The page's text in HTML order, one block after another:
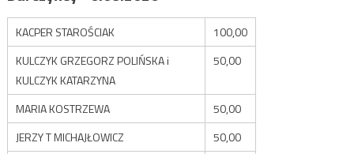
KACPER STAROŚCIAK
100,00
KULCZYK GRZEGORZ POLIŃSKA i
KULCZYK KATARZYNA
50,00
MARIA KOSTRZEWA
50,00
JERZY T MICHAJŁOWICZ
50,00